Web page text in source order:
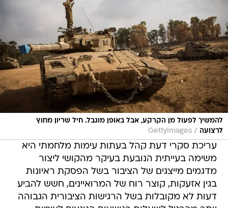
להמשיך לפעול מן הקרקע, אבל באופן מוגבל. חיל שריון מחוץ
לרצועה /
GettyImages
עריכת סקרי דעת קהל בעתות עימות מלחמתי היא
משימה בעייתית הנובעת בעיקר מהקושי ליצור
מדגמים מייצגים של הציבור בשל הפסקת ראיונות
בגין אזעקות, קוצר רוח של המרואיינים, חשש להביע
דעות לא מקובלות בשל הרגישות הציבורית הגבוהה